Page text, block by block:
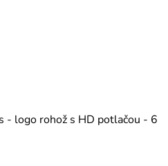
- logo rohož s HD potlačou - 6